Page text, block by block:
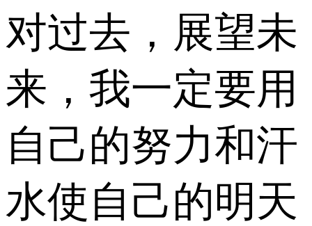
对过去，展望未
来，我一定要用
自己的努力和汗
水使自己的明天